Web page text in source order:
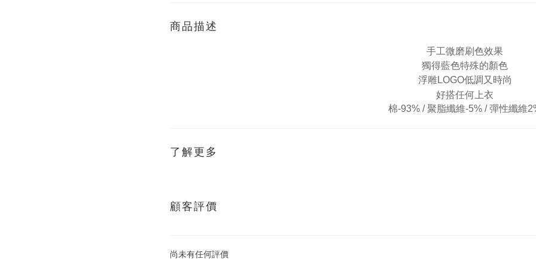
商品描述
手工微磨刷色效果
獨得藍色特殊的顏色
浮雕LOGO低調又時尚
好搭任何上衣
棉-93% / 聚脂纖維-5% /彈性纖維
了解更多
顧客評價
尚未有任何評價